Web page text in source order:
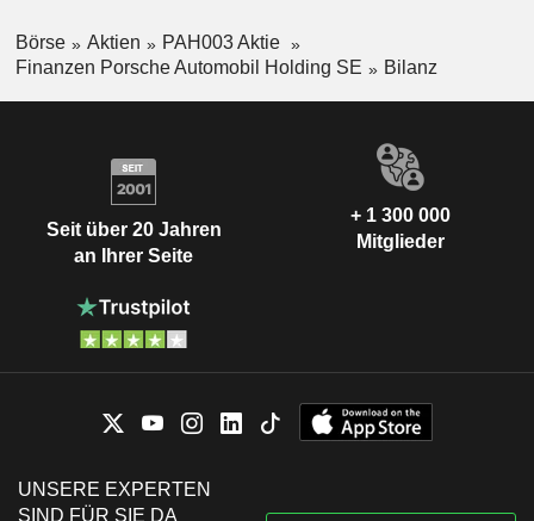
Börse Aktien
PAH003 Aktie
Finanzen Porsche Automobil Holding SE
Bilanz
Seit über 20 Jahren
an Ihrer Seite
+ 1 300 000
Mitglieder
UNSERE EXPERTEN
SIND FÜR SIE DA